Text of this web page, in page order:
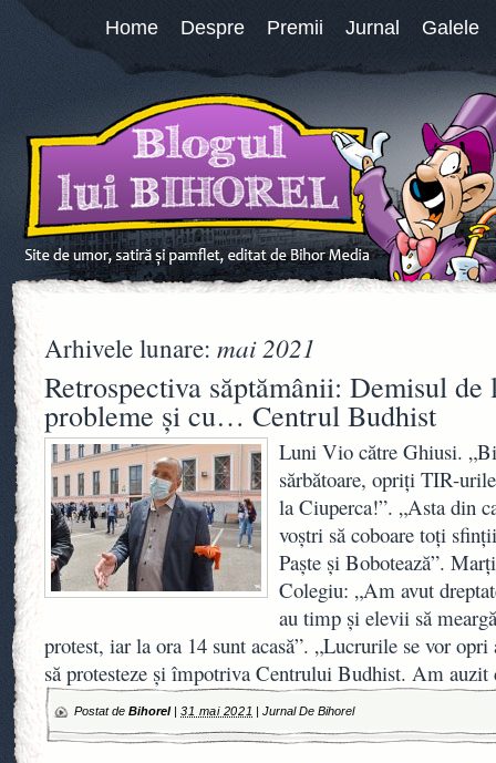
Home Despre Premii Jurnal Galele
Arhivele lunare: mai 2021
Retrospectiva săptămânii: Demisul de
probleme și cu… Centrul Budhist
Luni Vio către Ghiusi.
sărbătoare, opriți TIR-
la Ciuperca!”. „Asta din
voștri să coboare toți
Paște și Bobotează”.
Colegiu: „Am avut
au timp și elevii să
protest, iar la ora 14 sunt acasă”. „Lucrurile se vor
să protesteze și împotriva Centrului Budhist. Am
Postat de Bihorel| 31 mai 2021 |Jurnal De Bihorel